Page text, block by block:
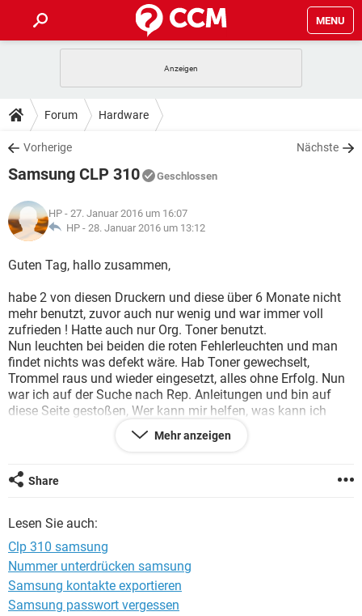
MENU
ANDROID
WINDOWS 10
WHATSAPP TIKTOK
FACEBOOK
TIPPS & TRICKS
SPIELE
WHATSAPP
FACEBOOK
DOWNLOADS
SPIELE STREAMING
ANDROID
WINDOWS 10 INSTAGRAM
WHATSAPP
SPIELE
ANDROID
WINDOWS 10
WHATSAPP TIKTOK
FACEBOOK HARDWARE
LEXIKON
SPIELE
WINDOWS 10 INSTAGRAM
WHATSAPP TIKTOK
FACEBOOK HARDWARE
Forum Hardware
Vorherige Nächste
Samsung CLP 310 Geschlossen
HP - 27. Januar 2016 um 16:07
HP - 28. Januar 2016 um 13:12
Guten Tag, hallo zusammen,
habe 2 von diesen Druckern und diese über 6 Monate nicht
mehr benutzt, zuvor auch nur wenig und war immer voll
zufrieden ! Hatte auch nur Org. Toner benutzt.
Nun leuchten bei beiden die roten Fehlerleuchten und man
findet nichts was defekt wäre. Hab Toner gewechselt,
Trommel raus und wieder eingesetzt, alles ohne Erfolg. Nun
war ich auf der Suche nach Rep. Anleitungen und bin auf
diese Seite gestoßen, Wer kann mir helfen, was kann ich
Mehr anzeigen
Share
Lesen Sie auch:
Clp 310 samsung
Nummer unterdrücken samsung
Samsung kontakte exportieren
Samsung passwort vergessen